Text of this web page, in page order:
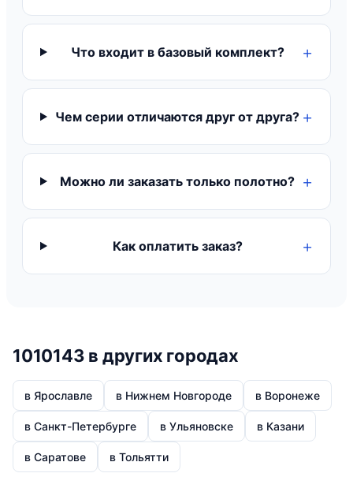
Что входит в базовый комплект?
Чем серии отличаются друг от друга?
Можно ли заказать только полотно?
Как оплатить заказ?
1010143 в других городах
в Ярославле в Нижнем Новгороде в Воронеже
в Санкт-Петербурге в Ульяновске в Казани
в Саратове в Тольятти